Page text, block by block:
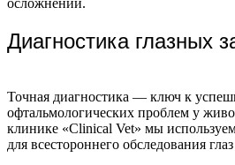
Диагностика глазных
Точная диагностика — ключ к
офтальмологических проблем у
клинике «Clinical Vet» мы
для всестороннего обследования